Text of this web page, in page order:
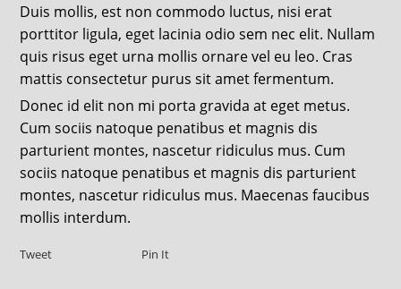
Duis mollis, est non commodo luctus, nisi erat
porttitor ligula, eget lacinia odio sem nec elit. Nullam
quis risus eget urna mollis ornare vel eu leo. Cras
mattis consectetur purus sit amet fermentum.
Donec id elit non mi porta gravida at eget metus.
Cum sociis natoque penatibus et magnis dis
parturient montes, nascetur ridiculus mus. Cum
sociis natoque penatibus et magnis dis parturient
montes, nascetur ridiculus mus. Maecenas faucibus
mollis interdum.
Tweet Pin It